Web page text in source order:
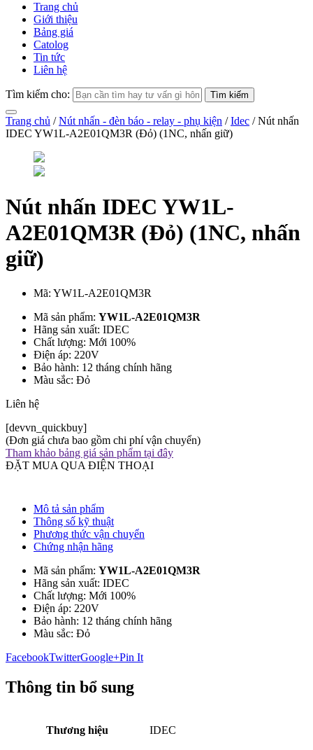
Trang chủ
Giới thiệu
Bảng giá
Catolog
Tin tức
Liên hệ
Tìm kiếm cho:
Trang chủ /Nút nhấn - đèn báo - relay - phụ kiện /Idec / Nút nhấn
IDEC YW1L-A2E01QM3R (Đỏ) (1NC, nhấn giữ)
Nút nhấn IDEC YW1L-
A2E01QM3R (Đỏ) (1NC, nhấn
giữ)
Mã: YW1L-A2E01QM3R
Mã sản phẩm: YW1L-A2E01QM3R
Hãng sản xuất: IDEC
Chất lượng: Mới 100%
Điện áp: 220V
Bảo hành: 12 tháng chính hãng
Màu sắc: Đỏ
Liên hệ
[devvn_quickbuy]
(Đơn giá chưa bao gồm chi phí vận chuyển)
Tham khảo bảng giá sản phẩm tại đây
ĐẶT MUA QUA ĐIỆN THOẠI
Mô tả sản phẩm
Thông số kỹ thuật
Phương thức vận chuyển
Chứng nhận hãng
Mã sản phẩm: YW1L-A2E01QM3R
Hãng sản xuất: IDEC
Chất lượng: Mới 100%
Điện áp: 220V
Bảo hành: 12 tháng chính hãng
Màu sắc: Đỏ
FacebookTwitterGoogle+Pin It
Thông tin bổ sung
Thương hiệu IDEC